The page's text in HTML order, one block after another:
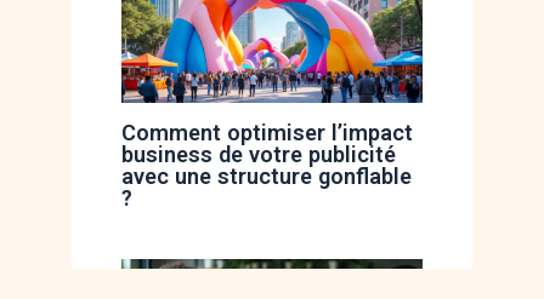
Comment optimiser l’impact
business de votre publicité
avec une structure gonflable
?